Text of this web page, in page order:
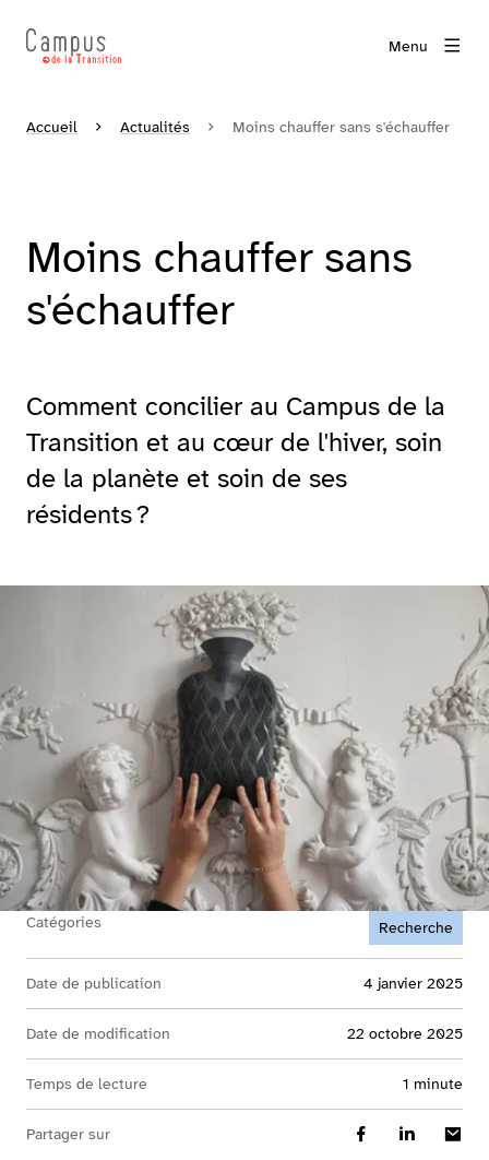
Menu
Accueil Actualités Moins chauffer sans s'échauffer
Moins chauffer sans
s'échauffer
Comment concilier au Campus de la
Transition et au cœur de l'hiver, soin
de la planète et soin de ses
résidents ?
Catégories Recherche
Date de publication 4 janvier 2025
Date de modification 22 octobre 2025
Temps de lecture 1 minute
Partager sur